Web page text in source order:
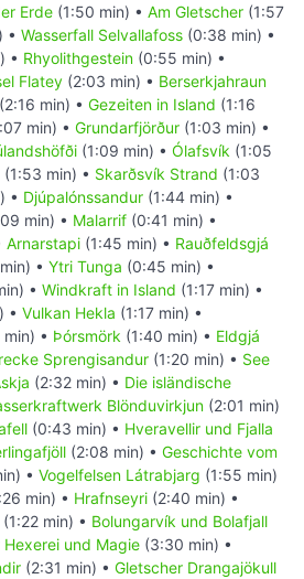
Erde (1:50 min) • Am Gletscher (1:57
• Wasserfall Selvallafoss (0:38 min) •
• Rhyolithgestein (0:55 min) •
Flatey (2:03 min) • Berserkjahraun
(2:16 min) • Gezeiten in Island (1:16
min) • Grundarfjörður (1:03 min) •
(1:09 min) • Ólafsvík (1:05
(1:53 min) • Skarðsvík Strand (1:03
• Djúpalónssandur (1:44 min) •
min) • Malarrif (0:41 min) •
Arnarstapi (1:45 min) • Rauðfeldsgjá
• Ytri Tunga (0:45 min) •
• Windkraft in Island (1:17 min) •
• Vulkan Hekla (1:17 min) •
• Þórsmörk (1:40 min) • Eldgjá
Sprengisandur (1:20 min) • See
(2:32 min) • Die isländische
Blönduvirkjun (2:01 min)
(0:43 min) • Hveravellir und Fjalla
(2:08 min) • Geschichte vom
• Vogelfelsen Látrabjarg (1:55 min)
min) • Hrafnseyri (2:40 min) •
(1:22 min) • Bolungarvík und Bolafjall
Hexerei und Magie (3:30 min) •
(2:31 min) • Gletscher Drangajökull